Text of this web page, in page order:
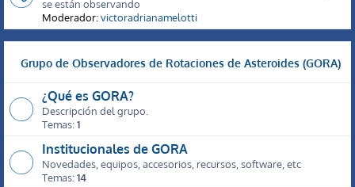
se están observando
Moderador:victoradrianamelotti
Grupo de Observadores de Rotaciones de Asteroides (GORA)
¿Qué es GORA?
Descripción del grupo.
Temas:1
Institucionales de GORA
Novedades, equipos, accesorios, recursos, software, etc
Temas:14